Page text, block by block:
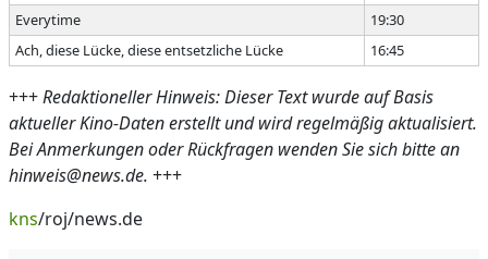
Everytime
19:30
Ach, diese Lücke, diese entsetzliche Lücke
16:45
+++Redaktioneller Hinweis: Dieser Text wurde auf Basis
aktueller Kino-Daten erstellt und wird regelmäßig aktualisiert.
Bei Anmerkungen oder Rückfragen wenden Sie sich bitte an
hinweis@news.de. +++
kns/roj/news.de